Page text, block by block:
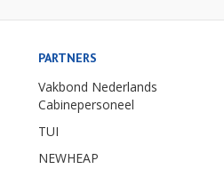
PARTNERS
Vakbond Nederlands
Cabinepersoneel
TUI
NEWHEAP